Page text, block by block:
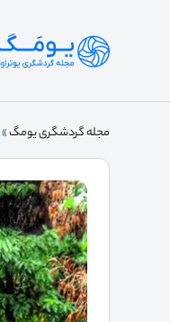
مجله گردشگری یومگ»